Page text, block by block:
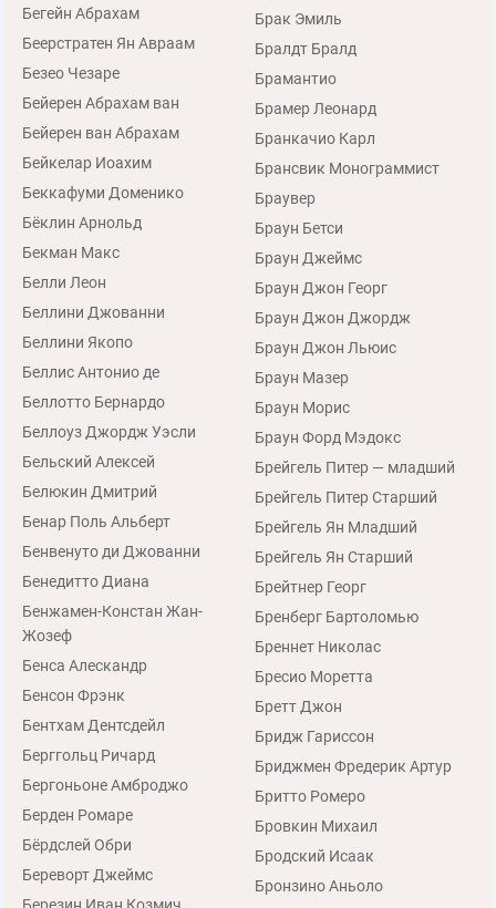
Бегейн Абрахам
Беерстратен Ян Авраам
Безео Чезаре
Бейерен Абрахам ван
Бейерен ван Абрахам
Бейкелар Иоахим
Беккафуми Доменико
Бёклин Арнольд
Бекман Макс
Белли Леон
Беллини Джованни
Беллини Якопо
Беллис Антонио де
Беллотто Бернардо
Беллоуз Джордж Уэсли
Бельский Алексей
Белюкин Дмитрий
Бенар Поль Альберт
Бенвенуто ди Джованни
Бенедитто Диана
Бенжамен-Констан Жан-
Жозеф
Бенса Алескандр
Бенсон Фрэнк
Бентхам Дентсдейл
Берггольц Ричард
Бергоньоне Амброджо
Берден Ромаре
Бёрдслей Обри
Береворт Джеймс
Брак Эмиль
Бралдт Бралд
Брамантио
Брамер Леонард
Бранкачио Карл
Брансвик Монограммист
Браувер
Браун Бетси
Браун Джеймс
Браун Джон Георг
Браун Джон Джордж
Браун Джон Льюис
Браун Мазер
Браун Морис
Браун Форд Мэдокс
Брейгель Питер — младший
Брейгель Питер Старший
Брейгель Ян Младший
Брейгель Ян Старший
Брейтнер Георг
Бренберг Бартоломью
Бреннет Николас
Бресио Моретта
Бретт Джон
Бридж Гариссон
Бриджмен Фредерик Артур
Бритто Ромеро
Бровкин Михаил
Бродский Исаак
Бронзино Аньоло